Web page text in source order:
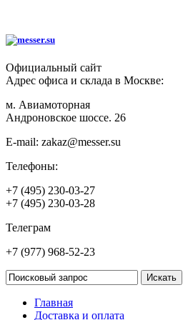
Официальный сайт
Адрес офиса и склада в Москве:
м. Авиамоторная
Андроновское шоссе. 26
E-mail: zakaz@messer.su
Телефоны:
+7 (495) 230-03-27
+7 (495) 230-03-28
Телеграм
+7 (977) 968-52-23
Главная
Доставка и оплата